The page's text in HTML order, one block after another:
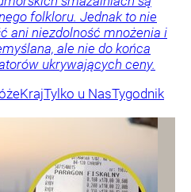
folkloru. Jednak to nie
ani niezdolność mnożenia i
ale nie do końca
ukrywających ceny.
KrajTylko u NasTygodnik